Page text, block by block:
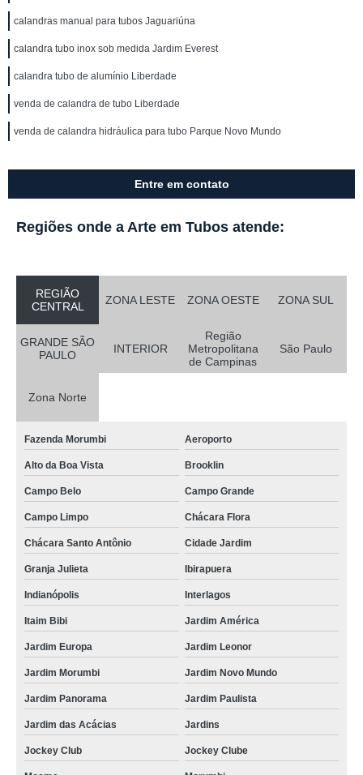
calandras manual para tubos Jaguariúna
calandra tubo inox sob medida Jardim Everest
calandra tubo de alumínio Liberdade
venda de calandra de tubo Liberdade
venda de calandra hidráulica para tubo Parque Novo Mundo
Entre em contato
Regiões onde a Arte em Tubos atende:
REGIÃO
CENTRAL
ZONA LESTE ZONA OESTE ZONA SUL
GRANDE SÃO
PAULO
INTERIOR
Região
Metropolitana
de Campinas
São Paulo
Zona Norte
Fazenda Morumbi Aeroporto
Alto da Boa Vista Brooklin
Campo Belo Campo Grande
Campo Limpo Chácara Flora
Chácara Santo Antônio Cidade Jardim
Granja Julieta Ibirapuera
Indianópolis Interlagos
Itaim Bibi Jardim América
Jardim Europa Jardim Leonor
Jardim Morumbi Jardim Novo Mundo
Jardim Panorama Jardim Paulista
Jardim das Acácias Jardins
Jockey Club Jockey Clube